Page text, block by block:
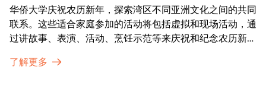
华侨大学庆祝农历新年，探索湾区不同亚洲文化之间的共同
联系。这些适合家庭参加的活动将包括虚拟和现场活动，通
过讲故事、表演、活动、烹饪示范等来庆祝和纪念农历新年
通过亲身参与和虚拟的治疗圈来相互支持。
了解更多